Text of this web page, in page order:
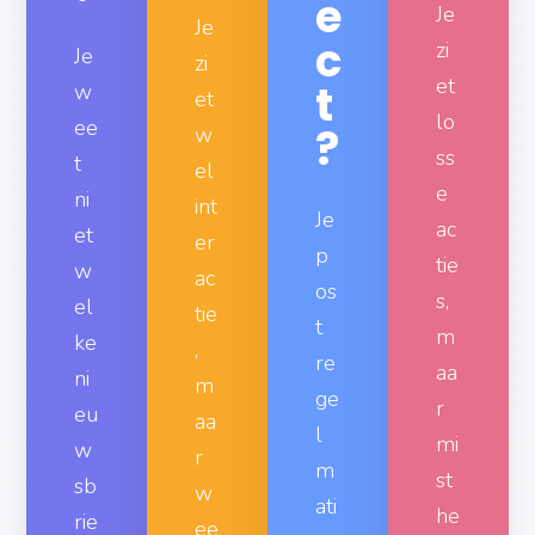
m
c
t
?
os
l
m